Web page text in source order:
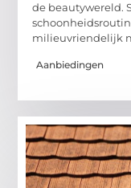
de beautywereld.
milieuvriendelijk
Aanbiedingen